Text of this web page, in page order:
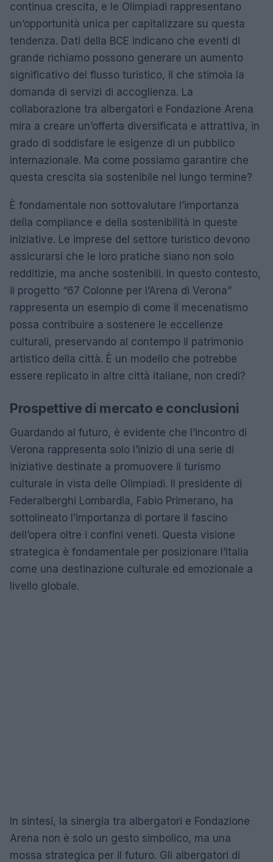
continua crescita, e le Olimpiadi rappresentano
un’opportunità unica per capitalizzare su questa
tendenza. Dati della BCE indicano che eventi di
grande richiamo possono generare un aumento
significativo del flusso turistico, il che stimola la
domanda di servizi di accoglienza. La
collaborazione tra albergatori e Fondazione Arena
mira a creare un’offerta diversificata e attrattiva, in
grado di soddisfare le esigenze di un pubblico
internazionale. Ma come possiamo garantire che
questa crescita sia sostenibile nel lungo termine?
È fondamentale non sottovalutare l’importanza
della compliance e della sostenibilità in queste
iniziative. Le imprese del settore turistico devono
assicurarsi che le loro pratiche siano non solo
redditizie, ma anche sostenibili. In questo contesto,
il progetto “67 Colonne per l’Arena di Verona”
rappresenta un esempio di come il mecenatismo
possa contribuire a sostenere le eccellenze
culturali, preservando al contempo il patrimonio
artistico della città. È un modello che potrebbe
essere replicato in altre città italiane, non credi?
Prospettive di mercato e conclusioni
Guardando al futuro, è evidente che l’incontro di
Verona rappresenta solo l’inizio di una serie di
iniziative destinate a promuovere il turismo
culturale in vista delle Olimpiadi. Il presidente di
Federalberghi Lombardia, Fabio Primerano, ha
sottolineato l’importanza di portare il fascino
dell’opera oltre i confini veneti. Questa visione
strategica è fondamentale per posizionare l’Italia
come una destinazione culturale ed emozionale a
livello globale.
In sintesi, la sinergia tra albergatori e Fondazione
Arena non è solo un gesto simbolico, ma una
mossa strategica per il futuro. Gli albergatori di